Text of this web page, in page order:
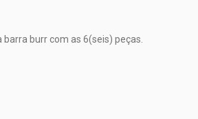
burr com as 6(seis) peças.